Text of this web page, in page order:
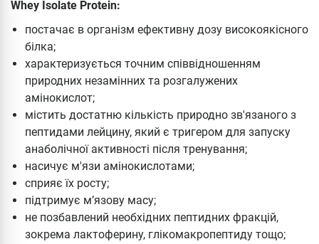
Whey Isolate Protein:
постачає в організм ефективну дозу високоякісного
білка;
характеризується точним співвідношенням
природних незамінних та розгалужених
амінокислот;
містить достатню кількість природно зв'язаного з
пептидами лейцину, який є тригером для запуску
анаболічної активності після тренування;
насичує м'язи амінокислотами;
сприяє їх росту;
підтримує м’язову масу;
не позбавлений необхідних пептидних фракцій,
зокрема лактоферину, глікомакропептиду тощо;